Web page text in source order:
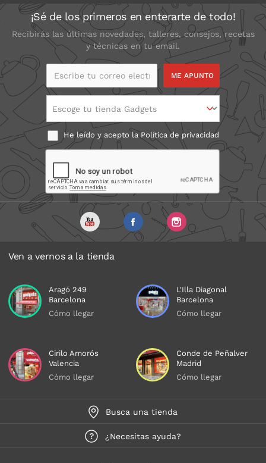
¡Sé de los primeros en enterarte de todo!
Recibirás las últimas novedades, talleres, consejos, recetas
y técnicas en tu email.
Escribe tu correo
Escoge tu tienda Gadgets
He leído y acepto laPolítica de privacidad
Ven a vernos a la tienda
Aragó 249
Barcelona
Cómo llegar
L'Illa Diagonal
Barcelona
Cómo llegar
Cirilo Amorós
Valencia
Cómo llegar
Conde de Peñalver
Madrid
Cómo llegar
Busca una tienda
¿Necesitas ayuda?